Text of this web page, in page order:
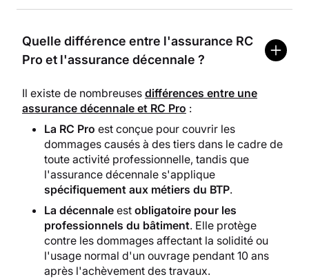
Quelle différence entre l'assurance RC
Pro et l'assurance décennale ?
Il existe de nombreuses différences entre une
assurance décennale et RC Pro :
La RC Pro est conçue pour couvrir les
dommages causés à des tiers dans le cadre de
toute activité professionnelle, tandis que
l'assurance décennale s'applique
spécifiquement aux métiers du BTP.
La décennale est obligatoire pour les
professionnels du bâtiment. Elle protège
contre les dommages affectant la solidité ou
l'usage normal d'un ouvrage pendant 10 ans
après l'achèvement des travaux.